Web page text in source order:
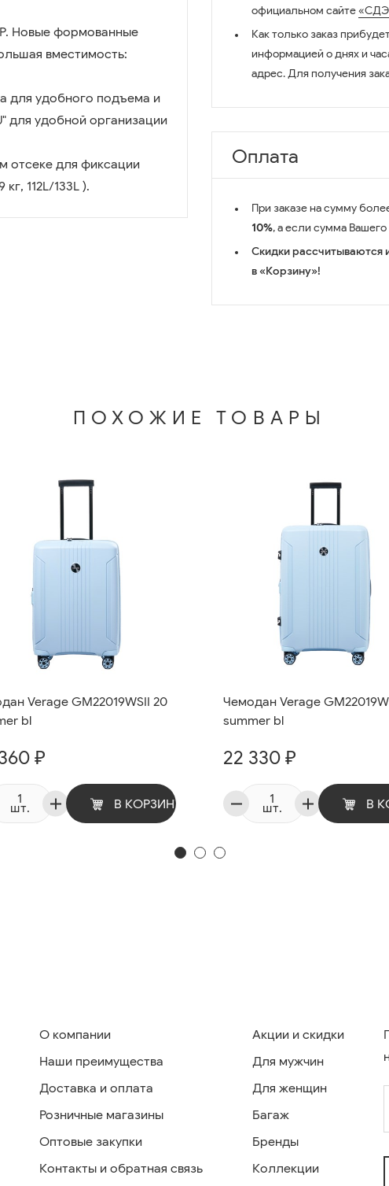
Новые формованные
вместимость:
для удобного подъема и
для удобной организации
отсеке для фиксации
112L/133L ).
официальном сайте
Как только заказ
информацией о днях и
адрес. Для получения
Оплата
При заказе на сумму
10%, а если сумма
Скидки рассчитываются
в «Корзину»!
ПОХОЖИЕ ТОВАРЫ
Verage GM22019WSII 20
bl
₽
шт. В КОРЗИНУ
Чемодан Verage
summer bl
22 330 ₽
шт. В
О компании
Наши преимущества
Доставка и оплата
Розничные магазины
Оптовые закупки
Контакты и обратная связь
Акции и скидки
Для мужчин
Для женщин
Багаж
Бренды
Коллекции